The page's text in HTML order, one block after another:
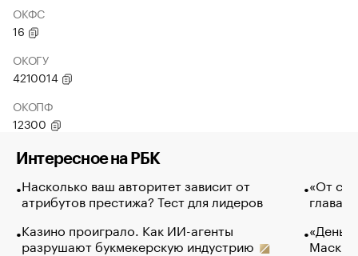
ОКФС
16
ОКОГУ
4210014
ОКОПФ
12300
Интересное на РБК
Насколько ваш авторитет зависит от
атрибутов престижа? Тест для лидеров
Казино проиграло. Как ИИ-агенты
разрушают букмекерскую индустрию
«От
глава
Маск в